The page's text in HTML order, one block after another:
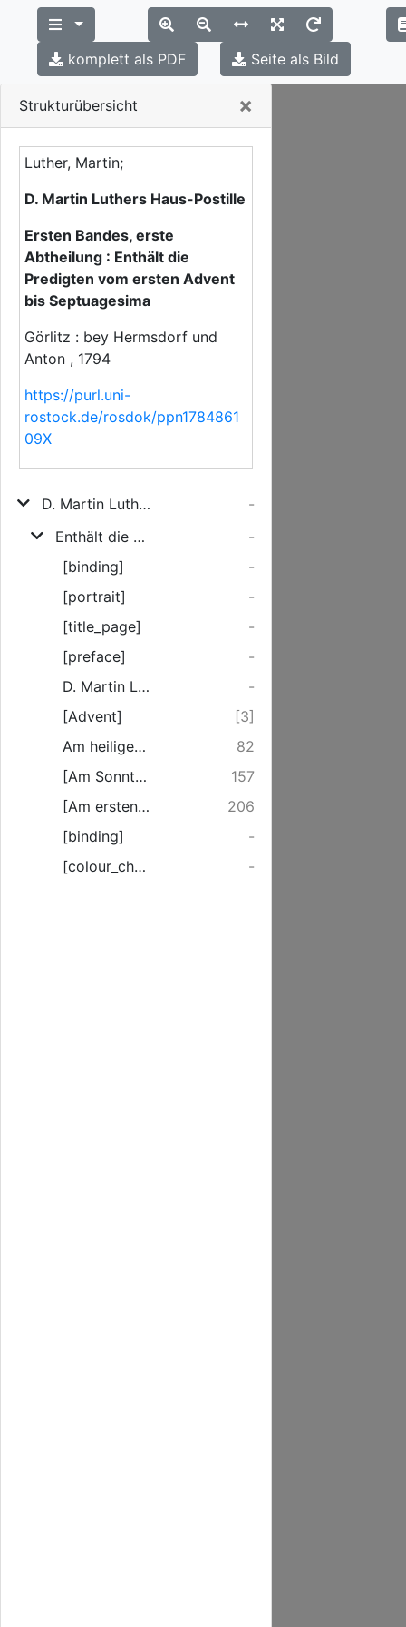
Strukturübersicht ×
Luther, Martin;
D. Martin Luthers Haus-Postille
Ersten Bandes, erste
Abtheilung : Enthält die
Predigten vom ersten Advent
bis Septuagesima
Görlitz : bey Hermsdorf und
Anton , 1794
https://purl.uni-
rostock.de/rosdok/ppn1784861
09X
D. Martin Luthers Haus-Postille
-
Enthält die Predigten vom ersten Advent bis Septuagesima
-
[binding]
-
[portrait]
-
[title_page]
-
[preface]
-
D. Martin Luthers Vorrede zur Hauspostille
-
[Advent]
[3]
Am heiligen Christtage
82
[Am Sonntage nach dem Christtage - Am Tage der Weisen]
157
[Am ersten Sonntage nach Epiphanias - Am Sonntage Septuagesima]
206
[binding]
-
[colour_checker]
-
komplett als PDF Seite als Bild